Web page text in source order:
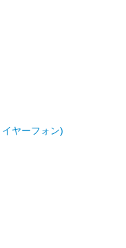
ヤーフォン)